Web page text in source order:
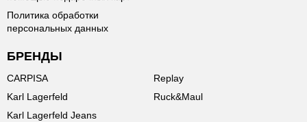
Политика обработки
персональных данных
БРЕНДЫ
CARPISA
Karl Lagerfeld
Karl Lagerfeld Jeans
Replay
Ruck&Maul